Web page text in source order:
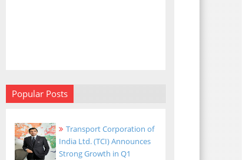
Popular Posts
Transport Corporation of
India Ltd. (TCI) Announces
Strong Growth in Q1